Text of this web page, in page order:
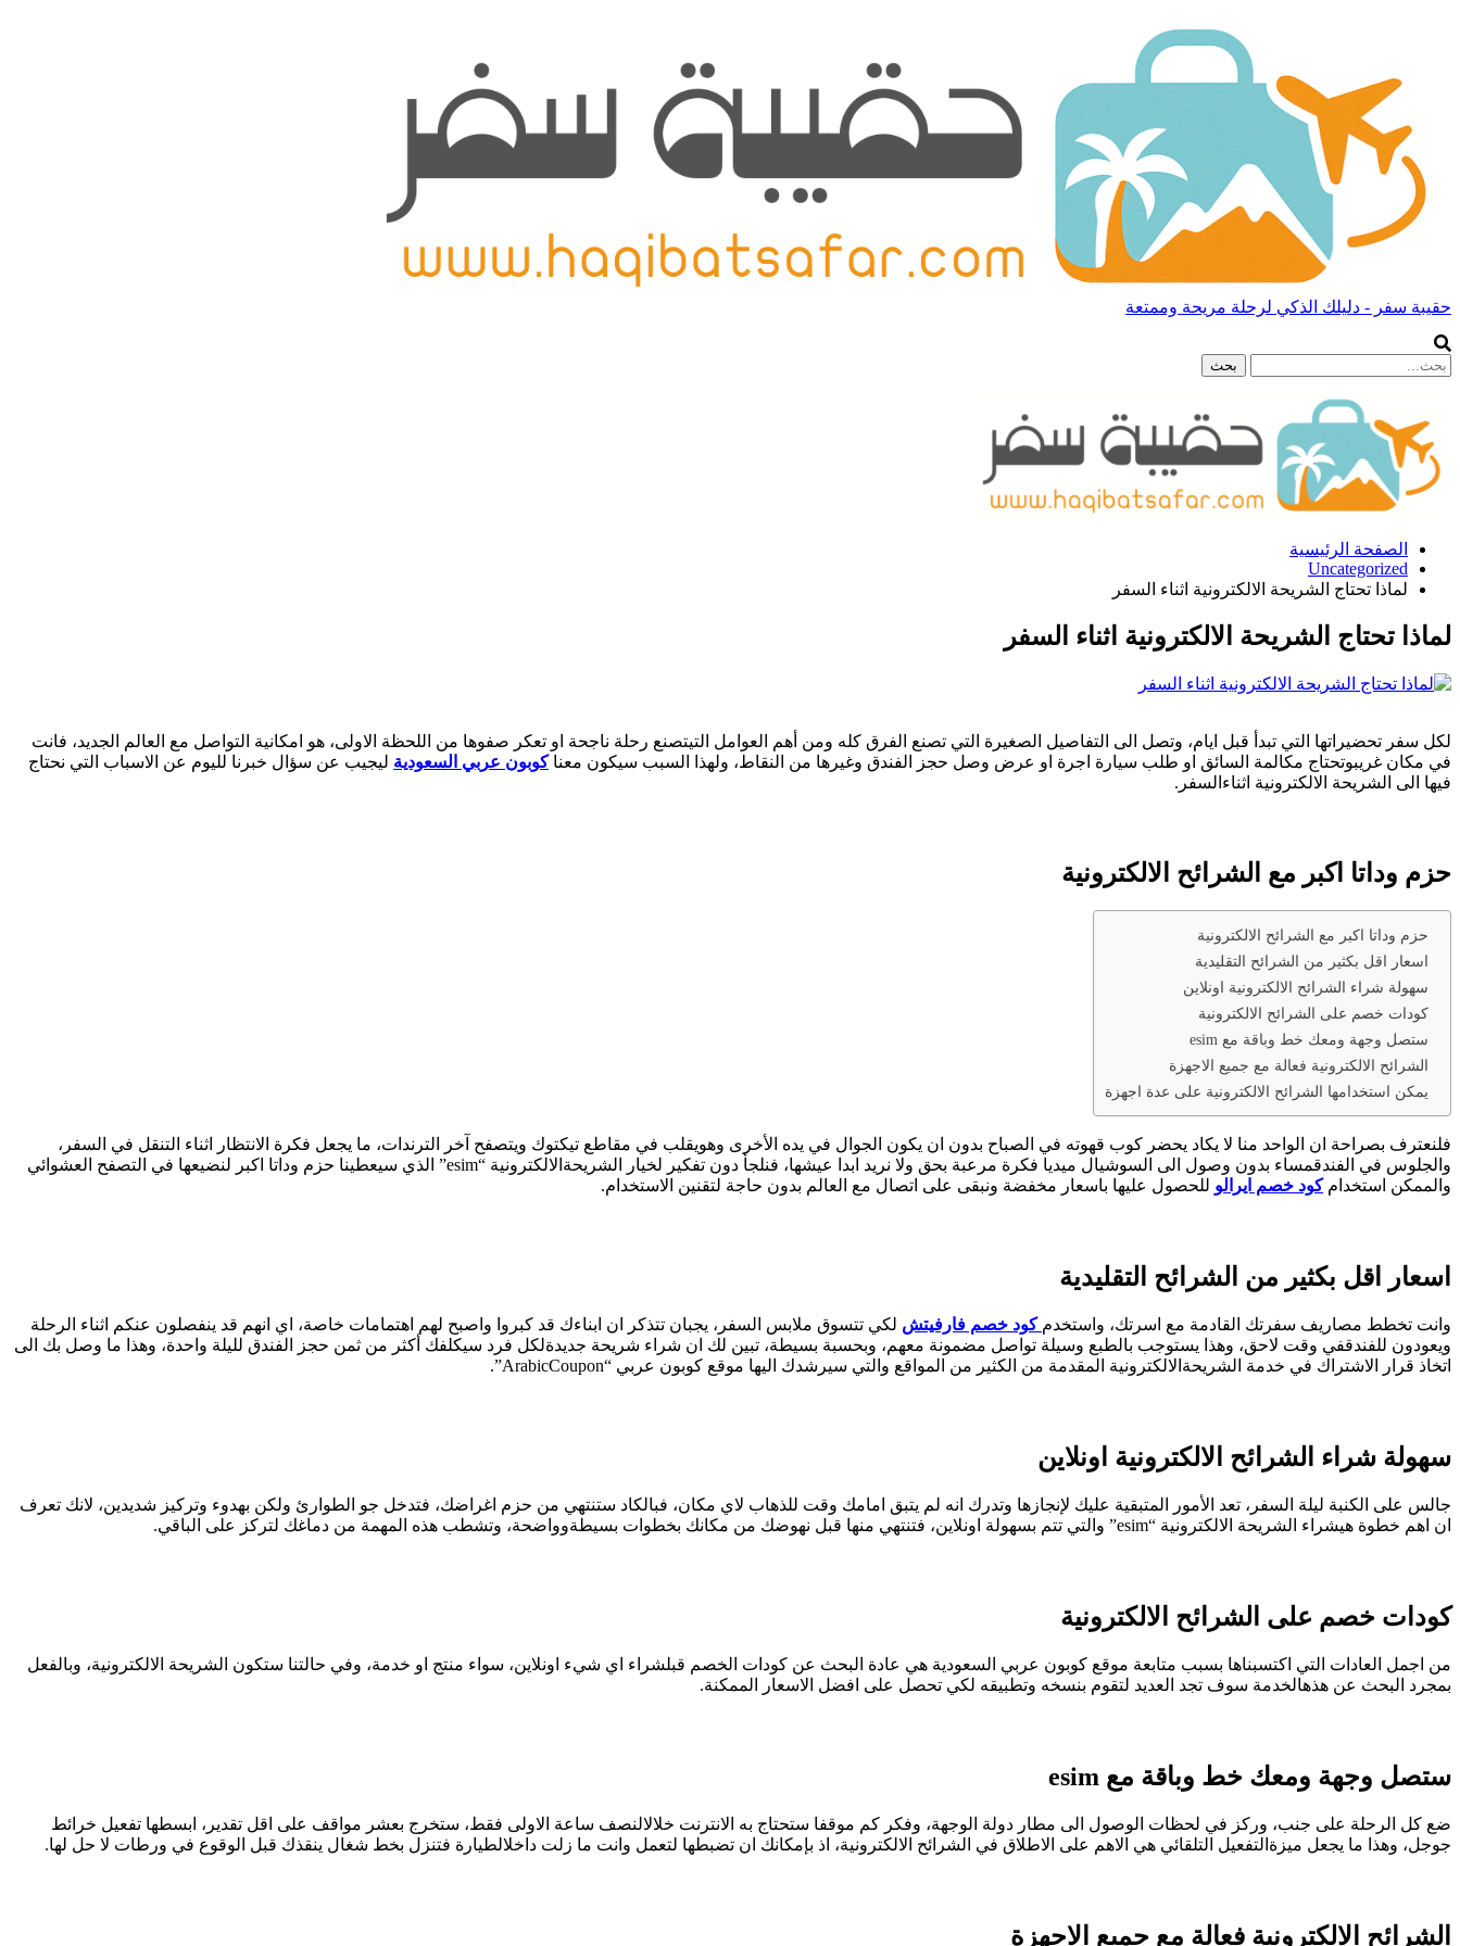
حقيبة سفر - دليلك الذكي لرحلة مريحة وممتعة
الصفحة الرئيسية
Uncategorized
لماذا تحتاج الشريحة الالكترونية اثناء السفر
لماذا تحتاج الشريحة الالكترونية اثناء السفر
لكل سفر تحضيراتها التي تبدأ قبل ايام، وتصل الى التفاصيل الصغيرة التي تصنع الفرق كله ومن أهم العوامل التيتصنع رحلة ناجحة او تعكر صفوها من اللحظة الاولى، هو امكانية التواصل مع العالم الجديد، فانت
في مكان غريبوتحتاج مكالمة السائق او طلب سيارة اجرة او عرض وصل حجز الفندق وغيرها من النقاط، ولهذا السبب سيكون معناكوبون عربي السعودية ليجيب عن سؤال خبرنا لليوم عن الاسباب التي نحتاج
فيها الى الشريحة الالكترونية اثناءالسفر.
حزم وداتا اكبر مع الشرائح الالكترونية
حزم وداتا اكبر مع الشرائح الالكترونية
اسعار اقل بكثير من الشرائح التقليدية
سهولة شراء الشرائح الالكترونية اونلاين
كودات خصم على الشرائح الالكترونية
ستصل وجهة ومعك خط وباقة مع esim
الشرائح الالكترونية فعالة مع جميع الاجهزة
يمكن استخدامها الشرائح الالكترونية على عدة اجهزة
فلنعترف بصراحة ان الواحد منا لا يكاد يحضر كوب قهوته في الصباح بدون ان يكون الجوال في يده الأخرى وهويقلب في مقاطع تيكتوك ويتصفح آخر الترندات، ما يجعل فكرة الانتظار اثناء التنقل في السفر،
والجلوس في الفندقمساء بدون وصول الى السوشيال ميديا فكرة مرعبة بحق ولا نريد ابدا عيشها، فنلجأ دون تفكير لخيار الشريحةالالكترونية “esim” الذي سيعطينا حزم وداتا اكبر لنضيعها في التصفح العشوائي
والممكن استخدامكود خصم ايرالو للحصول عليها باسعار مخفضة ونبقى على اتصال مع العالم بدون حاجة لتقنين الاستخدام.
اسعار اقل بكثير من الشرائح التقليدية
وانت تخطط مصاريف سفرتك القادمة مع اسرتك، واستخدم كود خصم فارفيتش لكي تتسوق ملابس السفر، يجبان تتذكر ان ابناءك قد كبروا واصبح لهم اهتمامات خاصة، اي انهم قد ينفصلون عنكم اثناء الرحلة
ويعودون للفندقفي وقت لاحق، وهذا يستوجب بالطبع وسيلة تواصل مضمونة معهم، وبحسبة بسيطة، تبين لك ان شراء شريحة جديدةلكل فرد سيكلفك أكثر من ثمن حجز الفندق لليلة واحدة، وهذا ما وصل بك الى
اتخاذ قرار الاشتراك في خدمة الشريحةالالكترونية المقدمة من الكثير من المواقع والتي سيرشدك اليها موقع كوبون عربي “ArabicCoupon”.
سهولة شراء الشرائح الالكترونية اونلاين
جالس على الكنبة ليلة السفر، تعد الأمور المتبقية عليك لإنجازها وتدرك انه لم يتبق امامك وقت للذهاب لاي مكان، فبالكاد ستنتهي من حزم اغراضك، فتدخل جو الطوارئ ولكن بهدوء وتركيز شديدين، لانك تعرف
ان اهم خطوة هيشراء الشريحة الالكترونية “esim” والتي تتم بسهولة اونلاين، فتنتهي منها قبل نهوضك من مكانك بخطوات بسيطةوواضحة، وتشطب هذه المهمة من دماغك لتركز على الباقي.
كودات خصم على الشرائح الالكترونية
من اجمل العادات التي اكتسبناها بسبب متابعة موقع كوبون عربي السعودية هي عادة البحث عن كودات الخصم قبلشراء اي شيء اونلاين، سواء منتج او خدمة، وفي حالتنا ستكون الشريحة الالكترونية، وبالفعل
بمجرد البحث عن هذهالخدمة سوف تجد العديد لتقوم بنسخه وتطبيقه لكي تحصل على افضل الاسعار الممكنة.
ستصل وجهة ومعك خط وباقة مع esim
ضع كل الرحلة على جنب، وركز في لحظات الوصول الى مطار دولة الوجهة، وفكر كم موقفا ستحتاج به الانترنت خلالالنصف ساعة الاولى فقط، ستخرج بعشر مواقف على اقل تقدير، ابسطها تفعيل خرائط
جوجل، وهذا ما يجعل ميزةالتفعيل التلقائي هي الاهم على الاطلاق في الشرائح الالكترونية، اذ بإمكانك ان تضبطها لتعمل وانت ما زلت داخلالطيارة فتنزل بخط شغال ينقذك قبل الوقوع في ورطات لا حل لها.
الشرائح الالكترونية فعالة مع جميع الاجهزة